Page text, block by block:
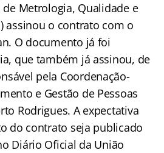
Metrologia, Qualidade e
assinou o contrato com o
O documento já foi
que também já assinou, de
pela Coordenação-
e Gestão de Pessoas
Rodrigues. A expectativa
do contrato seja publicado
Diário Oficial da União